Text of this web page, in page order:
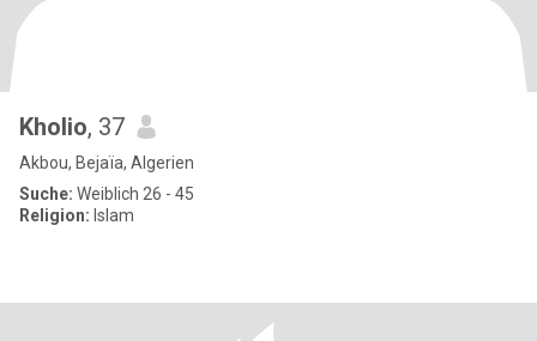
Kholio, 37
Akbou, Bejaïa, Algerien
Suche: Weiblich 26 - 45
Religion: Islam